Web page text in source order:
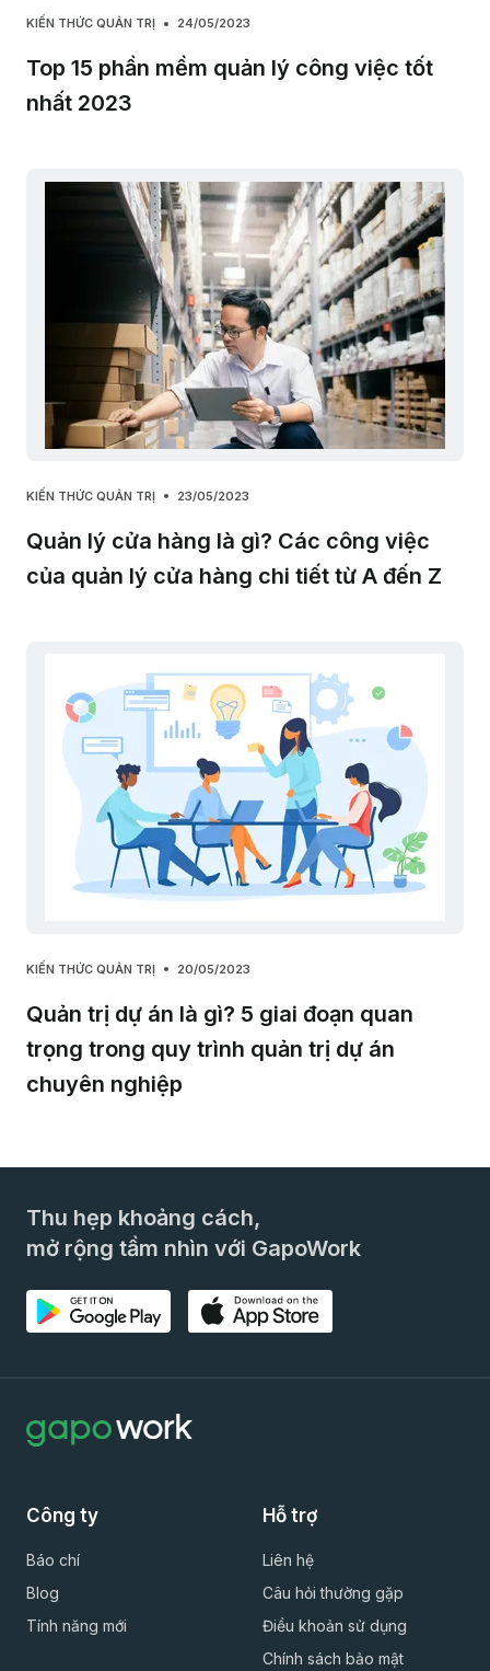
KIẾN THỨC QUẢN TRỊ 24/05/2023
Top 15 phần mềm quản lý công việc tốt
nhất 2023
KIẾN THỨC QUẢN TRỊ 23/05/2023
Quản lý cửa hàng là gì? Các công việc
của quản lý cửa hàng chi tiết từ A đến Z
KIẾN THỨC QUẢN TRỊ 20/05/2023
Quản trị dự án là gì? 5 giai đoạn quan
trọng trong quy trình quản trị dự án
chuyên nghiệp
Thu hẹp khoảng cách,
mở rộng tầm nhìn với GapoWork
Công ty
Báo chí
Blog
Tính năng mới
Hỗ trợ
Liên hệ
Câu hỏi thường gặp
Điều khoản sử dụng
Chính sách bảo mật